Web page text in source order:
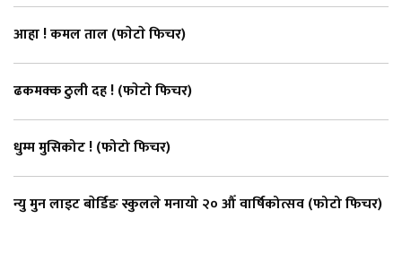
आहा ! कमल ताल (फाेटाे फिचर)
ढकमक्क ठुली दह ! (फाेटाे फिचर)
धुम्म मुसिकोट ! (फोटो फिचर)
न्यु मुन लाइट बाेर्डिङ स्कुलले मनायो २० औँ वार्षिकोत्सव (फोटो फिचर)